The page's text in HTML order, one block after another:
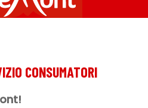
CONSUMATORI